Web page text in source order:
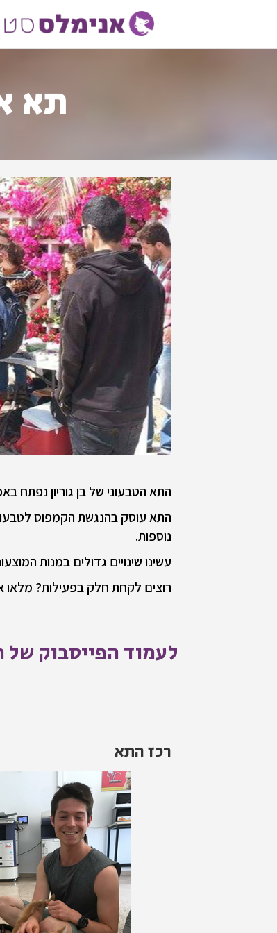
תא
התא הטבעוני של בן גוריון נפתח באפריל 2014, מטרתנו היא קידום זכויות בעלי-חיים באמצעות הרחבת המודעות
התא עוסק בהנגשת הקמפוס
נוספות.
עשינו שינויים גדולים במנות
רוצים לקחת חלק בפעילות? מלאו
לעמוד הפייסבוק של
רכז התא